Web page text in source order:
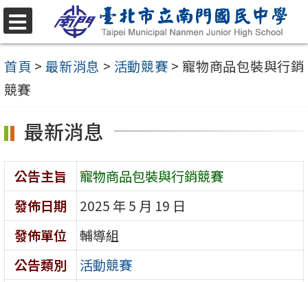
跳
至
主
要
容
選
單
首頁 > 最新消息 > 活動競賽 > 寵物商品包裝與行銷
競賽
最新消息
公告主旨
寵物商品包裝與行銷競賽
發佈日期
2025 年 5 月 19 日
發佈單位
輔導組
公告類別
活動競賽